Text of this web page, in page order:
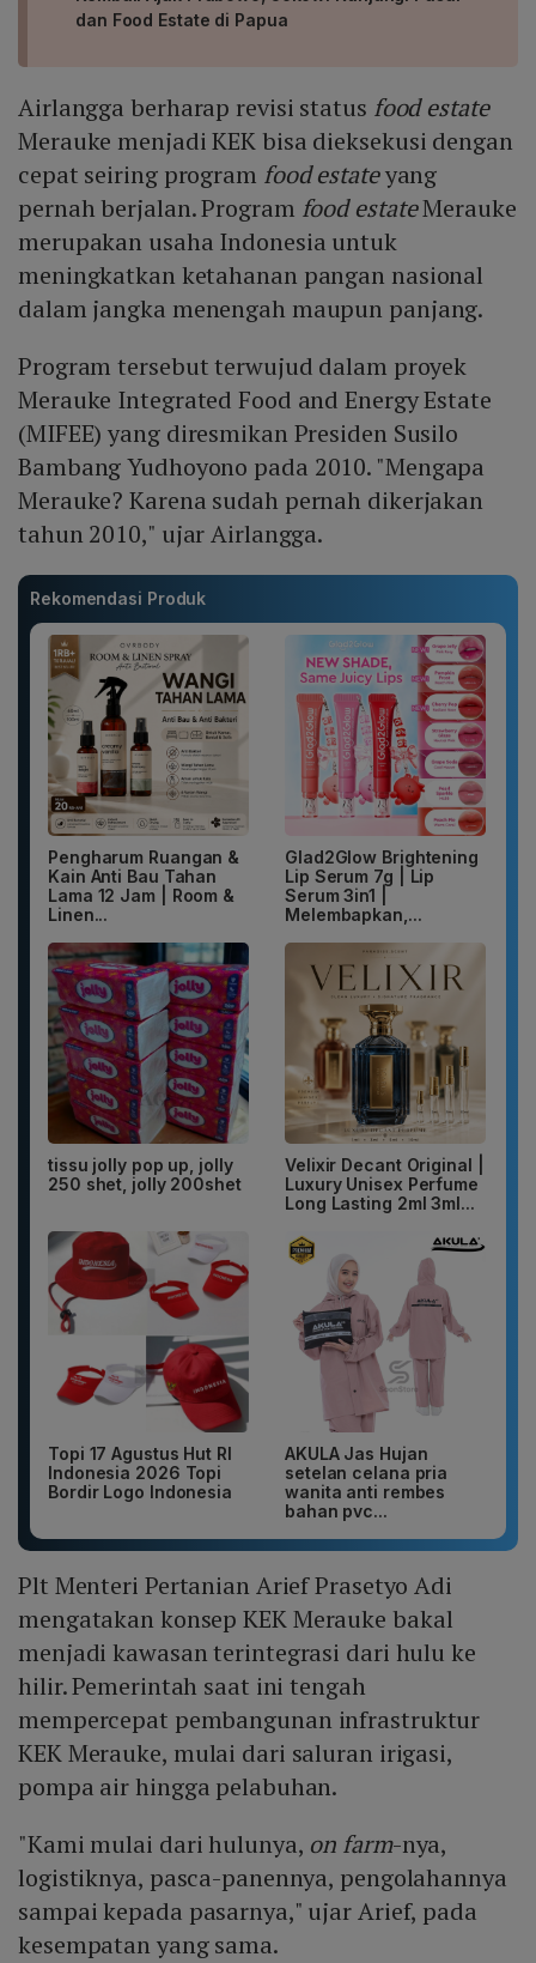
dan Food Estate di Papua
Airlangga berharap revisi status food estate
Merauke menjadi KEK bisa dieksekusi dengan
cepat seiring program food estateyang
pernah berjalan. Program food estateMerauke
merupakan usaha Indonesia untuk
meningkatkan ketahanan pangan nasional
dalam jangka menengah maupun panjang.
Program tersebut terwujud dalam proyek
Merauke Integrated Food and Energy Estate
(MIFEE) yang diresmikan Presiden Susilo
Bambang Yudhoyono pada 2010. "Mengapa
Merauke? Karena sudah pernah dikerjakan
tahun 2010," ujar Airlangga.
Rekomendasi Produk
Pengharum Ruangan &
Kain Anti Bau Tahan
Lama 12 Jam | Room &
Linen...
Glad2Glow Brightening
Lip Serum 7g | Lip
Serum 3in1 |
Melembapkan,...
tissu jolly pop up, jolly
250 shet, jolly 200shet
Velixir Decant Original |
Luxury Unisex Perfume
Long Lasting 2ml 3ml...
Topi 17 Agustus Hut RI
Indonesia 2026 Topi
Bordir Logo Indonesia
AKULA Jas Hujan
setelan celana pria
wanita anti rembes
bahan pvc...
Plt Menteri Pertanian Arief Prasetyo Adi
mengatakan konsep KEK Merauke bakal
menjadi kawasan terintegrasi dari hulu ke
hilir. Pemerintah saat ini tengah
mempercepat pembangunan infrastruktur
KEK Merauke, mulai dari saluran irigasi,
pompa air hingga pelabuhan.
"Kami mulai dari hulunya, on farm-nya,
logistiknya, pasca-panennya, pengolahannya
sampai kepada pasarnya," ujar Arief, pada
kesempatan yang sama.